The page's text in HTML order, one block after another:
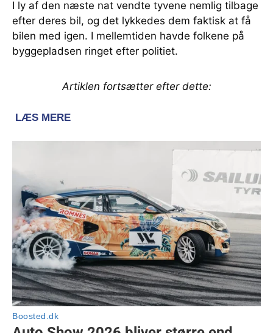
I ly af den næste nat vendte tyvene nemlig tilbage
efter deres bil, og det lykkedes dem faktisk at få
bilen med igen. I mellemtiden havde folkene på
byggepladsen ringet efter politiet.
Artiklen fortsætter efter dette: